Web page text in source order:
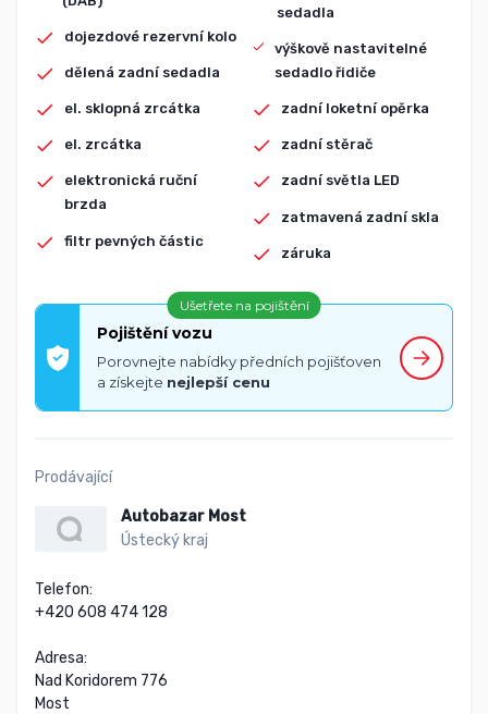
dojezdové rezervní kolo
dělená zadní sedadla
el. sklopná zrcátka
el. zrcátka
elektronická ruční
brzda
filtr pevných částic
sedadla
výškově nastavitelné
sedadlo řidiče
zadní loketní opěrka
zadní stěrač
zadní světla LED
zatmavená zadní skla
záruka
Ušetřete na pojištění
Pojištění vozu
Porovnejte nabídky předních pojišťoven
a získejte nejlepší cenu
Prodávající
Autobazar Most
Ústecký kraj
Telefon:
+420 608 474 128
Adresa:
Nad Koridorem 776
Most